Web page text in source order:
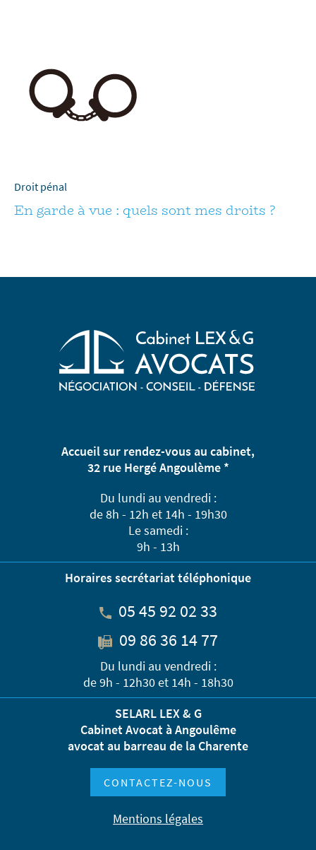
Droit pénal
En garde à vue : quels sont mes droits ?
Accueil sur rendez-vous au cabinet,
32 rue Hergé Angoulème *
Du lundi au vendredi :
de 8h - 12h et 14h - 19h30
Le samedi :
9h - 13h
Horaires secrétariat téléphonique
05 45 92 02 33
09 86 36 14 77
Du lundi au vendredi :
de 9h - 12h30 et 14h - 18h30
SELARL LEX & G
Cabinet Avocat à Angoulême
avocat au barreau de la Charente
CONTACTEZ-NOUS
Mentions légales